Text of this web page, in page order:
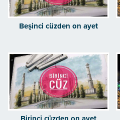
Beşinci cüzden on ayet